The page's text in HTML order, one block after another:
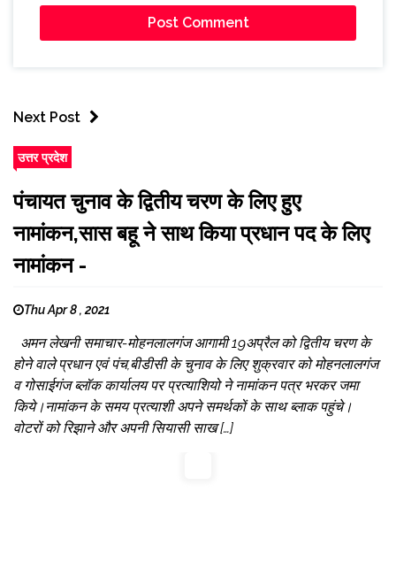
Next Post
उत्तर प्रदेश
पंचायत चुनाव के द्वितीय चरण के लिए हुए
नामांकन,सास बहू ने साथ किया प्रधान पद के लिए
नामांकन -
Thu Apr 8 , 2021
अमन लेखनी समाचार-मोहनलालगंज आगामी 19अप्रैल को द्वितीय चरण के
होने वाले प्रधान एवं पंच,बीडीसी के चुनाव के लिए शुक्रवार को मोहनलालगंज
व गोसाईगंज ब्लॉक कार्यालय पर प्रत्याशियो ने नामांकन पत्र भरकर जमा
किये।नामांकन के समय प्रत्याशी अपने समर्थकों के साथ ब्लाक पहुंचे।
वोटरों को रिझाने और अपनी सियासी साख […]